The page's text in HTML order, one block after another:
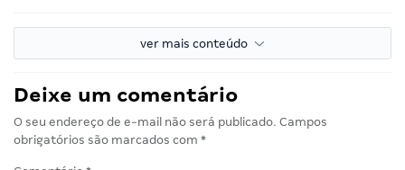
ver mais conteúdo
Deixe um comentário
O seu endereço de e-mail não será publicado. Campos
obrigatórios são marcados com *